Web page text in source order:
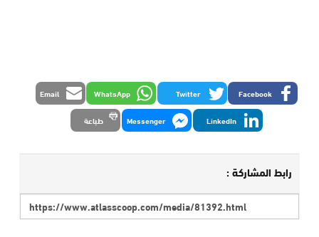
Facebook
Twitter
WhatsApp
Email
LinkedIn
Messenger طباعة
رابط المشاركة :